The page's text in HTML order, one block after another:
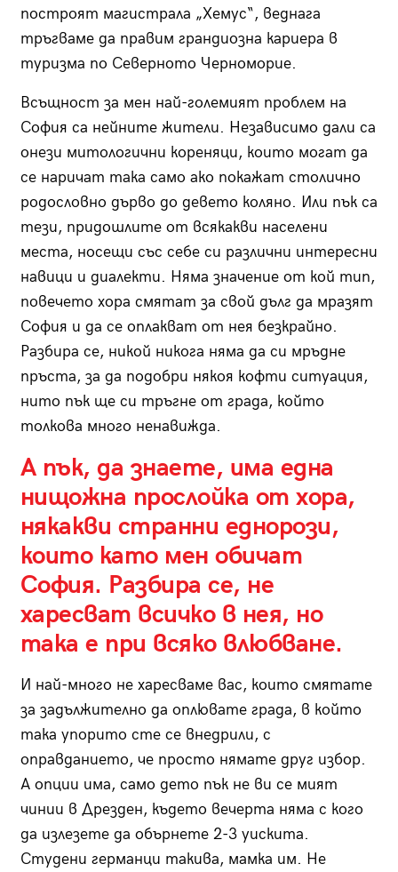
построят магистрала „Хемус“, веднага
тръгваме да правим грандиозна кариера в
туризма по Северното Черноморие.
Всъщност за мен най-големият проблем на
София са нейните жители. Независимо дали са
онези митологични кореняци, които могат да
се наричат така само ако покажат столично
родословно дърво до девето коляно. Или пък са
тези, придошлите от всякакви населени
места, носещи със себе си различни интересни
навици и диалекти. Няма значение от кой тип,
повечето хора смятат за свой дълг да мразят
София и да се оплакват от нея безкрайно.
Разбира се, никой никога няма да си мръдне
пръста, за да подобри някоя кофти ситуация,
нито пък ще си тръгне от града, който
толкова много ненавижда.
А пък, да знаете, има една
нищожна прослойка от хора,
някакви странни еднорози,
които като мен обичат
София. Разбира се, не
харесват всичко в нея, но
така е при всяко влюбване.
И най-много не харесваме вас, които смятате
за задължително да оплювате града, в който
така упорито сте се внедрили, с
оправданието, че просто нямате друг избор.
А опции има, само дето пък не ви се мият
чинии в Дрезден, където вечерта няма с кого
да излезете да обърнете 2-3 уискита.
Студени германци такива, мамка им. Не